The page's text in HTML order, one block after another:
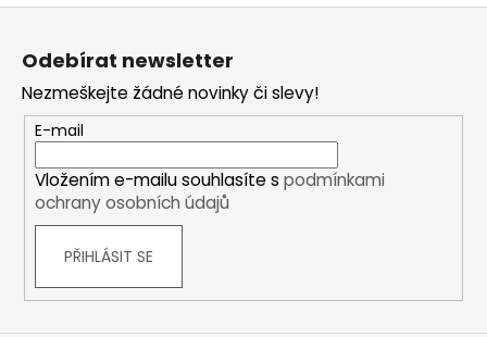
Z
Odebírat newsletter
Nezmeškejte žádné novinky či slevy!
E-mail
Vložením e-mailu souhlasíte s podmínkami
ochrany osobních údajů
PŘIHLÁSIT SE